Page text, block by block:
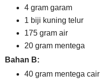
4 gram garam
1 biji kuning telur
175 gram air
20 gram mentega
Bahan B:
40 gram mentega cair